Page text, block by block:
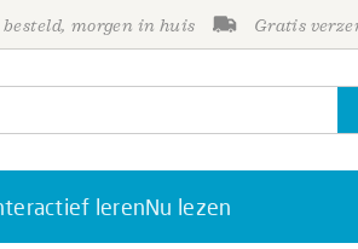
morgen in huis Gratis
lerenNu lezen